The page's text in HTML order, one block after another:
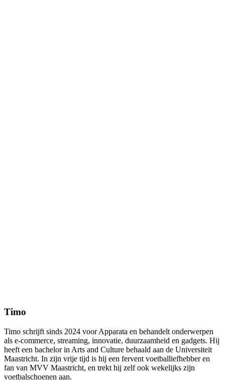
Timo
Timo schrijft sinds 2024 voor Apparata en behandelt onderwerpen
als e-commerce, streaming, innovatie, duurzaamheid en gadgets. Hij
heeft een bachelor in Arts and Culture behaald aan de Universiteit
Maastricht. In zijn vrije tijd is hij een fervent voetballiefhebber en
fan van MVV Maastricht, en trekt hij zelf ook wekelijks zijn
voetbalschoenen aan.